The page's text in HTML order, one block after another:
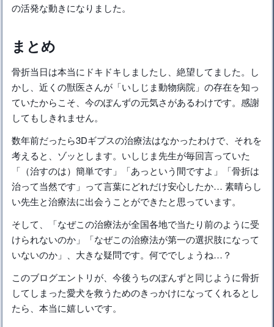
の活発な動きになりました。
まとめ
骨折当日は本当にドキドキしましたし、絶望してました。し
かし、近くの獣医さんが「いしじま動物病院」の存在を知っ
ていたからこそ、今のぽんずの元気さがあるわけです。感謝
してもしきれません。
数年前だったら3Dギプスの治療法はなかったわけで、それを
考えると、ゾッとします。いしじま先生が毎回言っていた
「（治すのは）簡単です」「あっという間ですよ」「骨折は
治って当然です」って言葉にどれだけ安心したか… 素晴らし
い先生と治療法に出会うことができたと思っています。
そして、「なぜこの治療法が全国各地で当たり前のように受
けられないのか」「なぜこの治療法が第一の選択肢になって
いないのか」、大きな疑問です。何ででしょうね…？
このブログエントリが、今後うちのぽんずと同じように骨折
してしまった愛犬を救うためのきっかけになってくれるとし
たら、本当に嬉しいです。